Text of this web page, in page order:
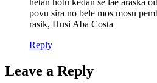
hetan hotu kedan se lae araska
povu sira no bele mos mosu
rasik, Husi Aba Costa
Reply
Leave a Reply